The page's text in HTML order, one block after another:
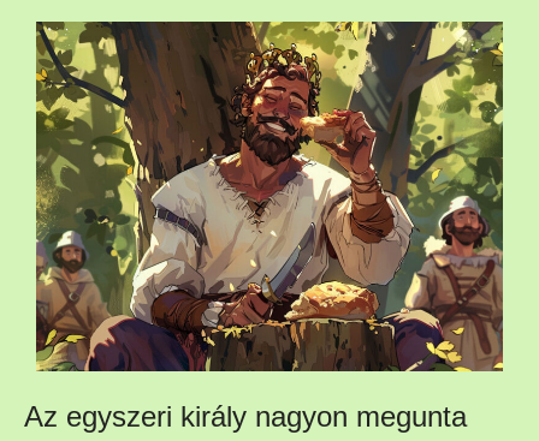
Az egyszeri király nagyon megunta